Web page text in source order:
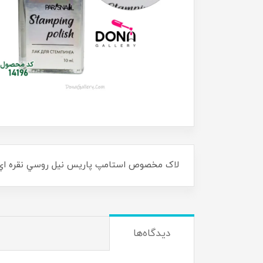
لاک مخصوص استامپ پاريس نيل روسي نقره
دیدگاه‌ها